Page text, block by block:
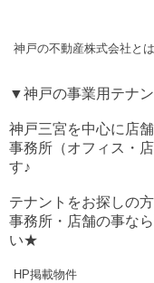
神戸の不動産株式会社と
▼神戸の事業用テナ
神戸三宮を中心に店
事務所（オフィス・
す♪
テナントをお探しの
事務所・店舗の事な
い★
HP掲載物件